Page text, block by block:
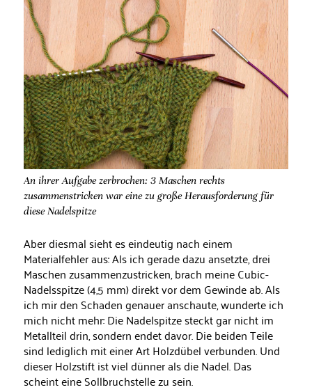
An ihrer Aufgabe zerbrochen: 3 Maschen rechts
zusammenstricken war eine zu große Herausforderung für
diese Nadelspitze
Aber diesmal sieht es eindeutig nach einem
Materialfehler aus: Als ich gerade dazu ansetzte, drei
Maschen zusammenzustricken, brach meine Cubic-
Nadelsspitze (4,5 mm) direkt vor dem Gewinde ab. Als
ich mir den Schaden genauer anschaute, wunderte ich
mich nicht mehr: Die Nadelspitze steckt gar nicht im
Metallteil drin, sondern endet davor. Die beiden Teile
sind lediglich mit einer Art Holzdübel verbunden. Und
dieser Holzstift ist viel dünner als die Nadel. Das
scheint eine Sollbruchstelle zu sein.